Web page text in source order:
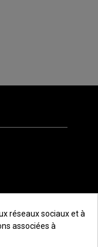
réseaux sociaux et à
associées à